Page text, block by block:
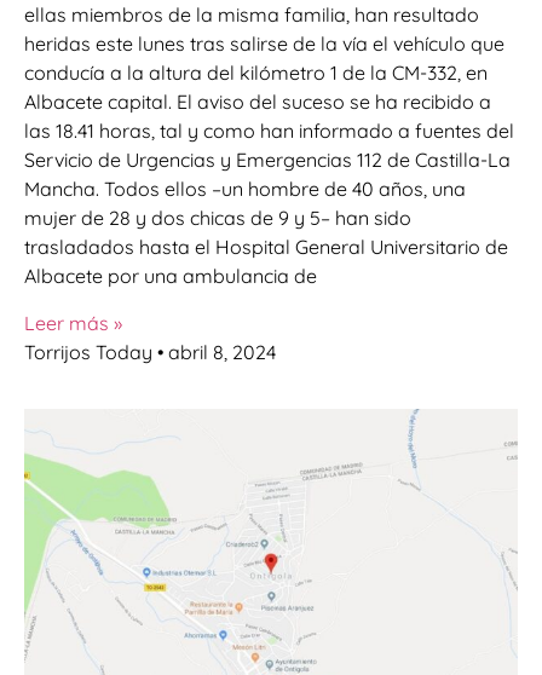
ellas miembros de la misma familia, han resultado
heridas este lunes tras salirse de la vía el vehículo que
conducía a la altura del kilómetro 1 de la CM-332, en
Albacete capital. El aviso del suceso se ha recibido a
las 18.41 horas, tal y como han informado a fuentes del
Servicio de Urgencias y Emergencias 112 de Castilla-La
Mancha. Todos ellos –un hombre de 40 años, una
mujer de 28 y dos chicas de 9 y 5– han sido
trasladados hasta el Hospital General Universitario de
Albacete por una ambulancia de
Leer más »
Torrijos Today
abril 8, 2024